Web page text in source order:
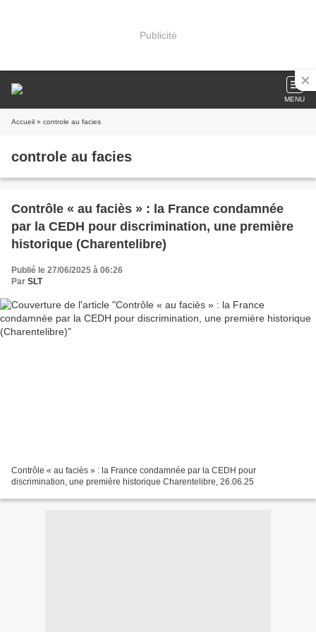
Publicité
MENU
Accueil » controle au facies
controle au facies
Contrôle « au faciès » : la France condamnée
par la CEDH pour discrimination, une première
historique (Charentelibre)
Publié le 27/06/2025 à 06:26
Par SLT
Contrôle « au faciès » : la France condamnée par la CEDH pour
discrimination, une première historique Charentelibre, 26.06.25